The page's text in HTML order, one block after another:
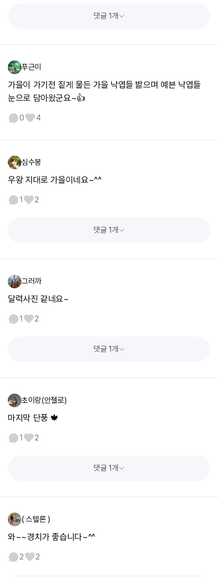
댓글 1개
푸근이
가을이 가기전 짙게 물든 가을 낙엽들 밞으며 예븐 낙엽들
눈으로 담아왔군요~👍
0 4
심수봉
우왕 지대로 가을이네요~^^
1 2
댓글 1개
그러까
달력사진 같네요~
1 2
댓글 1개
초이랑(안젤로)
마지막 단풍 🍁
1 2
댓글 1개
( 스텔론 )
와~~경치가 좋습니다~^^
2 2